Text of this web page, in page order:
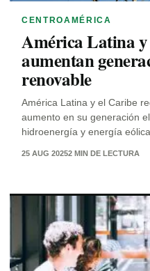
CENTROAMÉRICA
América Latina
aumentan
renovable
América Latina y el Caribe
aumento en su generación
hidroenergía y energía
25 AUG 20252 MIN DE LECTURA